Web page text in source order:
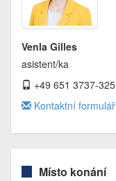
Venla Gilles
asistent/ka
+49 651 3737-325
Kontaktní formulář
Místo konání